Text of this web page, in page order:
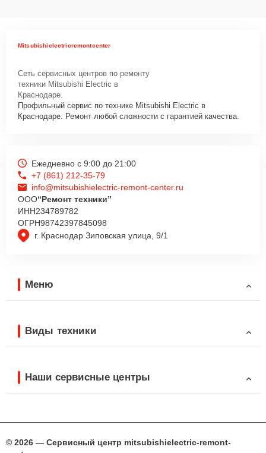
Mitsubishielectricremontcenter
Сеть сервисных центров по ремонту
техники Mitsubishi Electric в
Краснодаре.
Профильный сервис по технике Mitsubishi Electric в
Краснодаре. Ремонт любой сложности с гарантией качества.
г. Краснодар Зиповская улица, 9/1
Ежедневно с 9:00 до 21:00
+7 (861) 212-35-79
info@mitsubishielectric-remont-center.ru
ООО“Ремонт техники”
ИНН234789782
ОГРН98742397845098
Меню
Виды техники
Наши сервисные центры
© 2026 — Сервисный центр mitsubishielectric-remont-